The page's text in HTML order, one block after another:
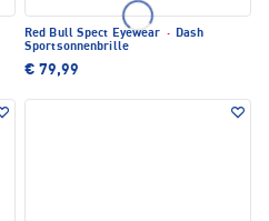
Red Bull Spect Eyewear · Dash
Sportsonnenbrille
€ 79,99